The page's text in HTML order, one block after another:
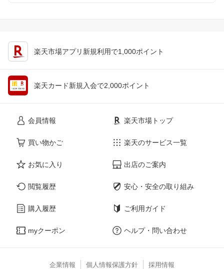
楽天市場アプリ新規利用で1,000ポイント
楽天カード新規入会で2,000ポイント
会員情報
買い物かご
お気に入り
閲覧履歴
購入履歴
myクーポン
楽天市場トップ
楽天のサービス一覧
出店のご案内
安心・安全の取り組み
ご利用ガイド
ヘルプ・問い合わせ
企業情報 個人情報保護方針 採用情報